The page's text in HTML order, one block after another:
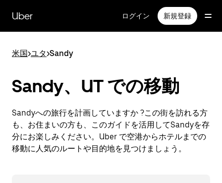
Uber ログイン 新規登録
米国>ユタ>Sandy
Sandy、UT での移動
Sandyへの旅行を計画していますか ?この街を訪れる方
も、お住まいの方も、このガイドを活用してSandyを存
分にお楽しみください。Uber で空港からホテルまでの
移動に人気のルートや目的地を見つけましょう。